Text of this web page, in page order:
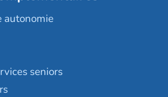
autonomie
seniors